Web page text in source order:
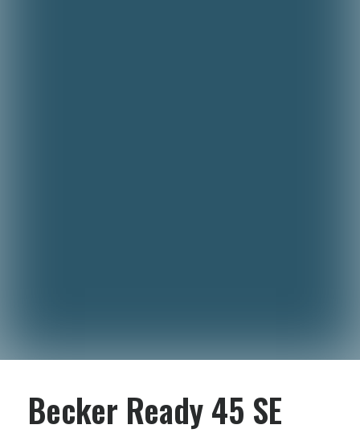
Becker Ready 45 SE